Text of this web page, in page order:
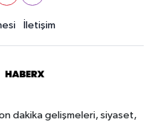
İletişim
dakika gelişmeleri, siyaset,